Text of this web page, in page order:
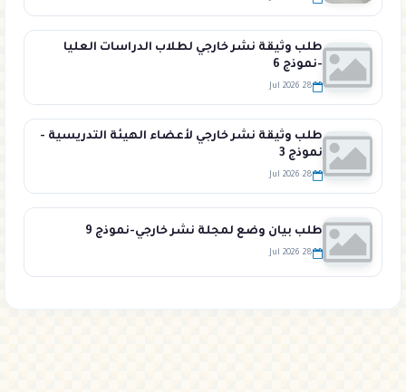
طلب وثيقة نشر خارجي لطلاب الدراسات العليا
-نموذج 6
28 Jul 2026
طلب وثيقة نشر خارجي لأعضاء الهيئة التدريسية -
نموذج 3
28 Jul 2026
طلب بيان وضع لمجلة نشر خارجي-نموذج 9
28 Jul 2026